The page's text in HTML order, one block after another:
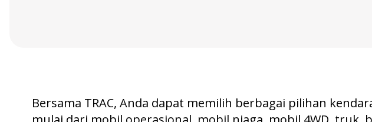
Bersama TRAC, Anda dapat memilih berbagai pilihan